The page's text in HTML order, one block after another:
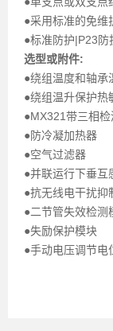
●采用标准的免维
●标准防护|P23防
选型或附件:
●绕组温度和轴承
●绕组温升保护热
●MX321带三相
●防冷凝加热器
●空气过滤器
●并联运行下垂互
●抗无线电干扰抑
●二节管失效检测
●失励保护模块
●手动电压调节电